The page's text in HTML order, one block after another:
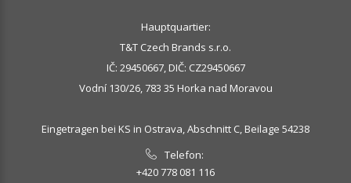
Hauptquartier:
T&T Czech Brands s.r.o.
IČ: 29450667, DIČ: CZ29450667
Vodní 130/26, 783 35 Horka nad Moravou
Eingetragen bei KS in Ostrava, Abschnitt C, Beilage 54238
Telefon:
+420 778 081 116